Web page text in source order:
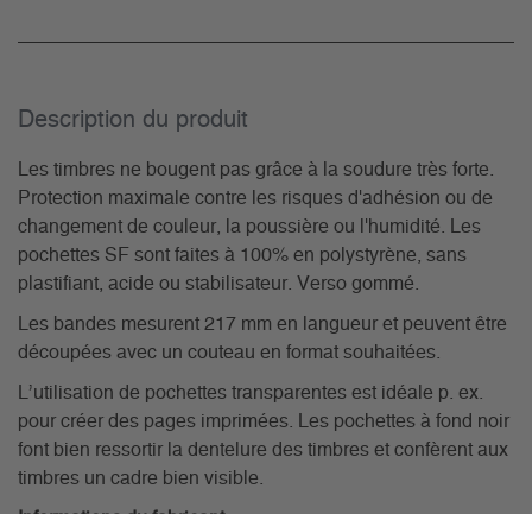
Description du­ produit
Les timbres ne bougent pas grâce à la soudure très forte.
Protection maximale contre les risques d'adhésion ou de
changement de couleur, la poussière ou l'humidité. Les
pochettes SF sont faites à 100% en polystyrène, sans
plastifiant, acide ou stabilisateur. Verso gommé.
Les bandes mesurent 217 mm en langueur et peuvent être
découpées avec un couteau en format souhaitées.
L’utilisation de pochettes transparentes est idéale p. ex.
pour créer des pages imprimées. Les pochettes à fond noir
font bien ressortir la dentelure des timbres et confèrent aux
timbres un cadre bien visible.